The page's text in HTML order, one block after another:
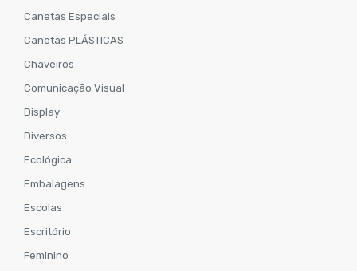
Canetas Especiais
Canetas PLÁSTICAS
Chaveiros
Comunicação Visual
Display
Diversos
Ecológica
Embalagens
Escolas
Escritório
Feminino